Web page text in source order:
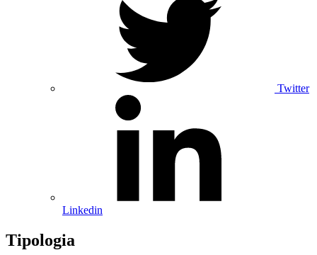
Twitter
Linkedin
Tipologia